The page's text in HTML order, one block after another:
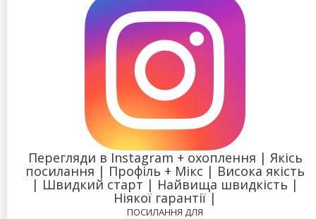
Перегляди в Instagram + охоплення | Якісь
посилання | Профіль + Мікс | Висока якість
| Швидкий старт | Найвища швидкість |
Ніякої гарантії |
ПОСИЛАННЯ ДЛЯ